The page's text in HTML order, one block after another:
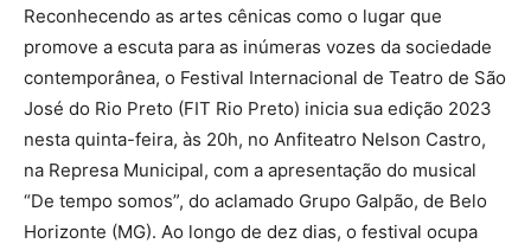
Reconhecendo as artes cênicas como o lugar que
promove a escuta para as inúmeras vozes da sociedade
contemporânea, o Festival Internacional de Teatro de São
José do Rio Preto (FIT Rio Preto) inicia sua edição 2023
nesta quinta-feira, às 20h, no Anfiteatro Nelson Castro,
na Represa Municipal, com a apresentação do musical
“De tempo somos”, do aclamado Grupo Galpão, de Belo
Horizonte (MG). Ao longo de dez dias, o festival ocupa